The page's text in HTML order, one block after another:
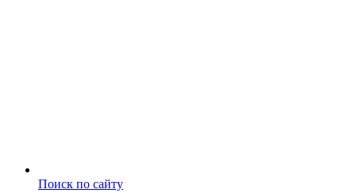
Поиск по сайту